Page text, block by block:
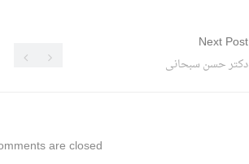
Next Post
دکتر حسن سبحانی
are closed.